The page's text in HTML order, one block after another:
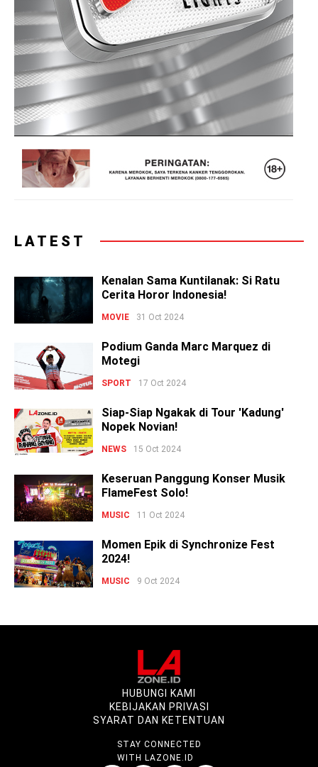
LATEST
Kenalan Sama Kuntilanak: Si Ratu
Cerita Horor Indonesia!
MOVIE 31 Oct 2024
Podium Ganda Marc Marquez di
Motegi
SPORT 17 Oct 2024
Siap-Siap Ngakak di Tour 'Kadung'
Nopek Novian!
NEWS 15 Oct 2024
Keseruan Panggung Konser Musik
FlameFest Solo!
MUSIC 11 Oct 2024
Momen Epik di Synchronize Fest
2024!
MUSIC 9 Oct 2024
HUBUNGI KAMI
KEBIJAKAN PRIVASI
SYARAT DAN KETENTUAN
STAY CONNECTED
WITH LAZONE.ID